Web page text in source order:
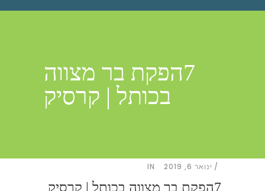
7הפקת בר מצווה
בכותל | קרסיק
ינואר 6, 2019 IN
7הפקת בר מצווה בכותל | קרסיק